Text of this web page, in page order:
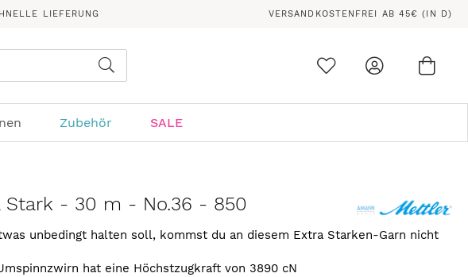
LIEFERUNG VERSANDKOSTENFREI AB 45€ (IN D)
Zubehör SALE
Stark - 30 m - No.36 - 850
unbedingt halten soll, kommst du an diesem Extra Starken-Garn nicht
hat eine Höchstzugkraft von 3890 cN